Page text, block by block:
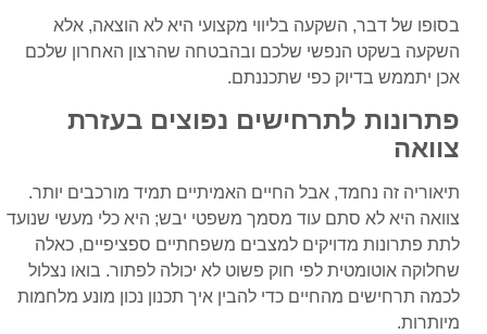
בסופו של דבר, השקעה בליווי מקצועי היא לא הוצאה, אלא
השקעה בשקט הנפשי שלכם ובהבטחה שהרצון האחרון שלכם
אכן יתממש בדיוק כפי שתכננתם.
פתרונות לתרחישים נפוצים בעזרת
צוואה
תיאוריה זה נחמד, אבל החיים האמיתיים תמיד מורכבים יותר.
צוואה היא לא סתם עוד מסמך משפטי יבש; היא כלי מעשי שנועד
לתת פתרונות מדויקים למצבים משפחתיים ספציפיים, כאלה
שחלוקה אוטומטית לפי חוק פשוט לא יכולה לפתור. בואו נצלול
לכמה תרחישים מהחיים כדי להבין איך תכנון נכון מונע מלחמות
מיותרות.